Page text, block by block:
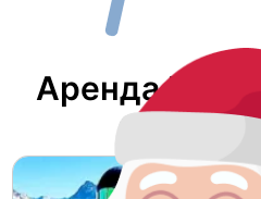
Аренда В Сочи